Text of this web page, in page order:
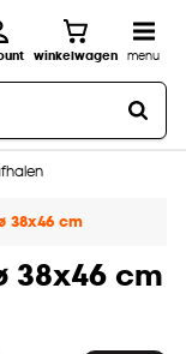
winkelwagen menu
aan huis
38x46 cm
38x46 cm